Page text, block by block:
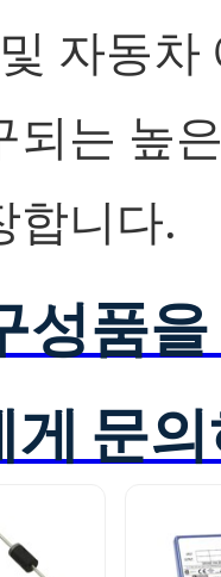
자동차
되는 높
합니다.
성품
게 문